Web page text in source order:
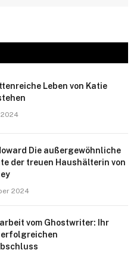
Leben von Katie
2024
Die außergewöhnliche
der treuen Haushälterin von
2024
vom Ghostwriter: Ihr
erfolgreichen